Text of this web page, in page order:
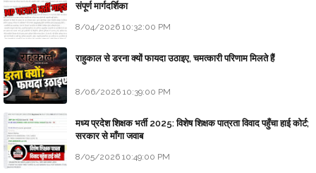
संपूर्ण मार्गदर्शिका
8/04/2026 10:32:00 PM
राहुकाल से डरना क्यों फायदा उठाइए, चमत्कारी परिणाम मिलते हैं
8/06/2026 10:39:00 PM
मध्य प्रदेश शिक्षक भर्ती 2025: विशेष शिक्षक पात्रता विवाद पहुँचा हाई कोर्ट;
सरकार से माँगा जवाब
8/05/2026 10:49:00 PM